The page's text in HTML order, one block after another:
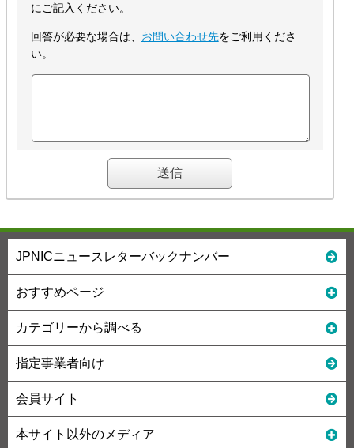
にご記入ください。
回答が必要な場合は、 お問い合わせ先をご利用くださ
い。
JPNICニュースレターバックナンバー
おすすめページ
カテゴリーから調べる
指定事業者向け
会員サイト
本サイト以外のメディア